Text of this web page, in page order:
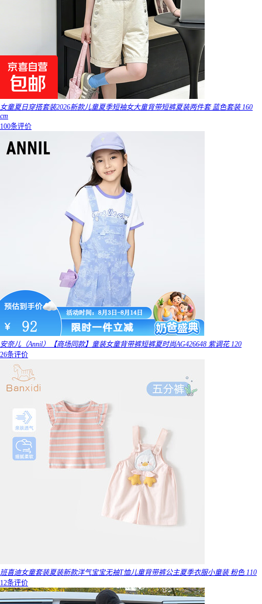
女童夏日穿搭套装2026新款儿童夏季短袖女大童背带短裤夏装两件套 蓝色套装 160
cm
100条评价
安奈儿（Annil）【商场同款】童装女童背带裤短裤夏时尚AG426648 紫调花 120
26条评价
班喜迪女童套装夏装新款洋气宝宝无袖T恤儿童背带裤公主夏季衣服小童装 粉色 110
12条评价